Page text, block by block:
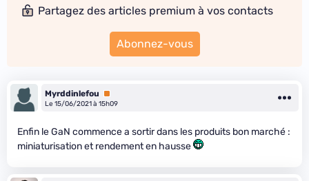
Partagez des articles premium à vos contacts
Abonnez-vous
Myrddinlefou
Premium
Le 15/06/2021 à 15h09
Enfin le GaN commence a sortir dans les produits bon marché :
miniaturisation et rendement en hausse